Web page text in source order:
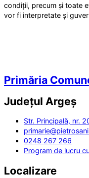
condiții, precum și toate
vor fi interpretate și
Primăria
Județul Argeș
Str. Principală, nr.
0248 267 266
Program de lucru
Localizare